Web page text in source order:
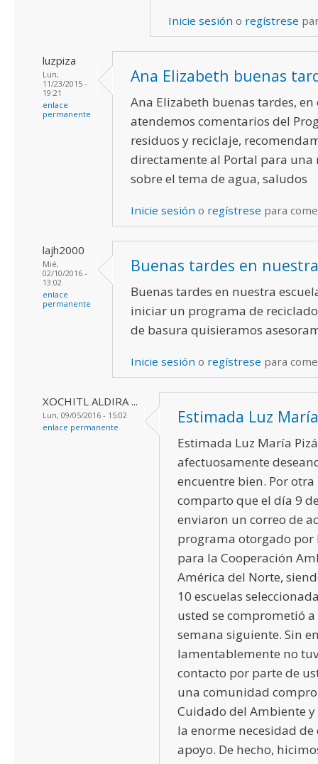
Inicie sesión o regístrese
luzpiza
Lun,
11/23/2015 -
19:21
enlace
permanente
Ana Elizabeth buenas
Ana Elizabeth buenas tardes, en
atendemos comentarios del
residuos y reciclaje,
directamente al Portal para una
sobre el tema de agua, saludos
Inicie sesión o regístrese para
lajh2000
Mié,
02/10/2016 -
13:02
enlace
permanente
Buenas tardes en nuestra
Buenas tardes en nuestra
iniciar un programa de
de basura quisieramos
Inicie sesión o regístrese para
XOCHITL ALDIRA ...
Lun, 09/05/2016 - 15:02
enlace permanente
Estimada Luz
Estimada Luz María
afectuosamente
encuentre bien. Por
comparto que el día 9
enviaron un correo de
programa otorgado por
para la Cooperación
América del Norte,
10 escuelas
usted se comprometió
semana siguiente. Sin
lamentablemente no
contacto por parte de
una comunidad
Cuidado del Ambiente
la enorme necesidad
apoyo. De hecho,